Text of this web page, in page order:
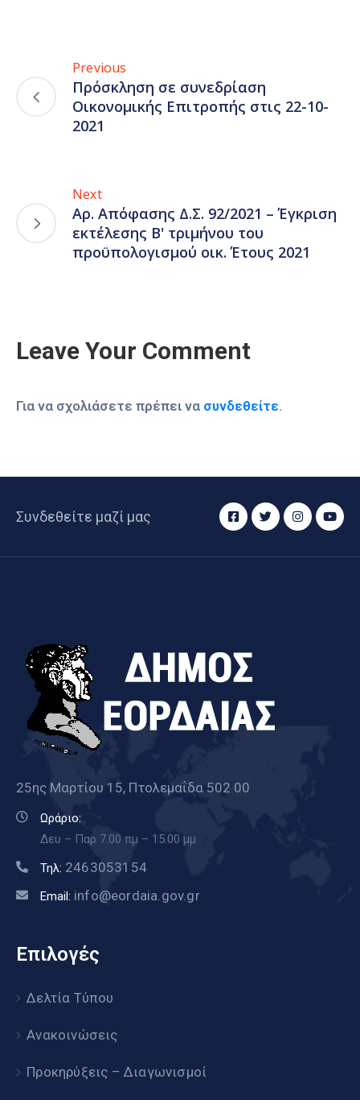
Previous
Πρόσκληση σε συνεδρίαση
Οικονομικής Επιτροπής στις 22-10-
2021
Next
Αρ. Απόφασης Δ.Σ. 92/2021 – Έγκριση
εκτέλεσης Β' τριμήνου του
προϋπολογισμού οικ. Έτους 2021
Leave Your Comment
Για να σχολιάσετε πρέπει να συνδεθείτε.
Συνδεθείτε μαζί μας
25ης Μαρτίου 15, Πτολεμαΐδα 502 00
Ωράριο:
Δευ – Παρ 7.00 πμ – 15.00 μμ
Τηλ: 2463053154
Email: info@eordaia.gov.gr
Επιλογές
Δελτία Τύπου
Ανακοινώσεις
Προκηρύξεις – Διαγωνισμοί